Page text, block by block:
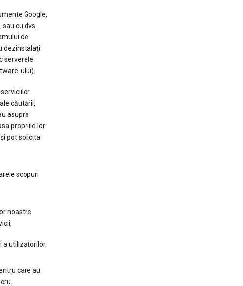
Google,
cu dvs.
de
dezinstalaţi
serverele
ului).
căutării,
asupra
propriile lor
pot solicita
scopuri
noastre
a utilizatorilor.
care au